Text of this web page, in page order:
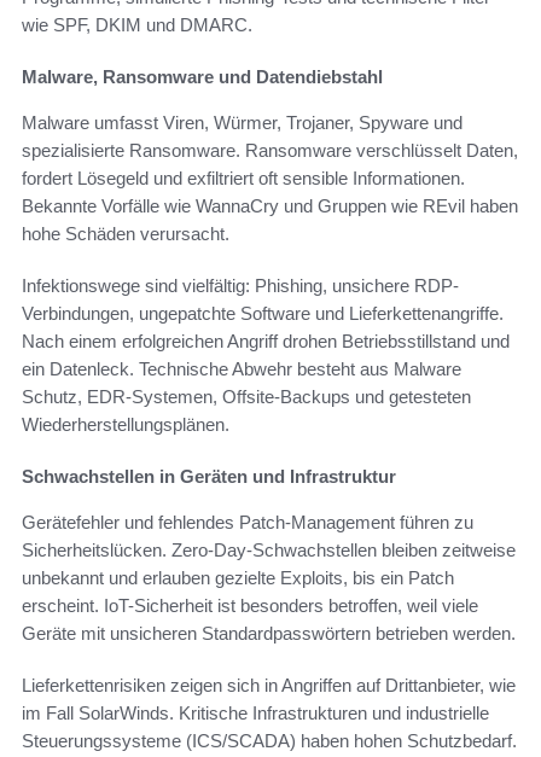
wie SPF, DKIM und DMARC.
Malware, Ransomware und Datendiebstahl
Malware umfasst Viren, Würmer, Trojaner, Spyware und
spezialisierte Ransomware. Ransomware verschlüsselt Daten,
fordert Lösegeld und exfiltriert oft sensible Informationen.
Bekannte Vorfälle wie WannaCry und Gruppen wie REvil haben
hohe Schäden verursacht.
Infektionswege sind vielfältig: Phishing, unsichere RDP-
Verbindungen, ungepatchte Software und Lieferkettenangriffe.
Nach einem erfolgreichen Angriff drohen Betriebsstillstand und
ein Datenleck. Technische Abwehr besteht aus Malware
Schutz, EDR-Systemen, Offsite-Backups und getesteten
Wiederherstellungsplänen.
Schwachstellen in Geräten und Infrastruktur
Gerätefehler und fehlendes Patch-Management führen zu
Sicherheitslücken. Zero-Day-Schwachstellen bleiben zeitweise
unbekannt und erlauben gezielte Exploits, bis ein Patch
erscheint. IoT-Sicherheit ist besonders betroffen, weil viele
Geräte mit unsicheren Standardpasswörtern betrieben werden.
Lieferkettenrisiken zeigen sich in Angriffen auf Drittanbieter, wie
im Fall SolarWinds. Kritische Infrastrukturen und industrielle
Steuerungssysteme (ICS/SCADA) haben hohen Schutzbedarf.